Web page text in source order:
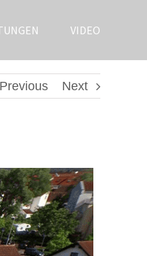
VIDEO
Previous Next